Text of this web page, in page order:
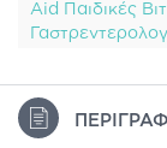
Aid Παιδικές